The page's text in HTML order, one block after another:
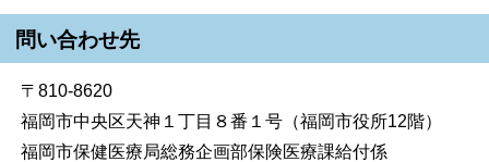
問い合わせ先
〒810-8620
福岡市中央区天神１丁目８番１号（福岡市役所12階）
福岡市保健医療局総務企画部保険医療課給付係